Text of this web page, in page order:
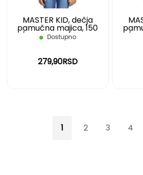
MASTER KID, dečja
pamučna majica, 150
g/m2, svetlo plava, 10
Dostupno
279,90RSD
g/
You're currently
1 Page
2 Page
3 Page
4